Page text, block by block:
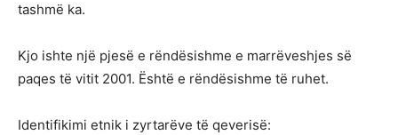
tashmë ka.
Kjo ishte një pjesë e rëndësishme e marrëveshjes së
paqes të vitit 2001. Është e rëndësishme të ruhet.
Identifikimi etnik i zyrtarëve të qeverisë: